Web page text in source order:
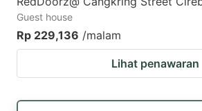
Guest house
Rp 229,136 /malam
Lihat penawaran